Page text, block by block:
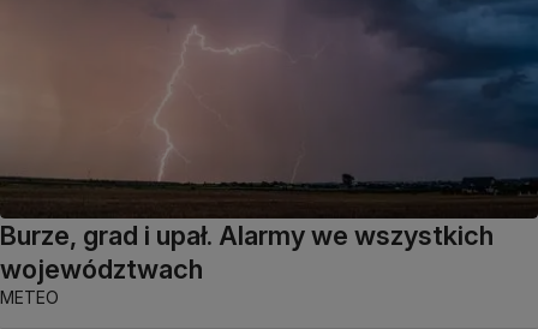
Burze, grad i upał. Alarmy we wszystkich
województwach
METEO